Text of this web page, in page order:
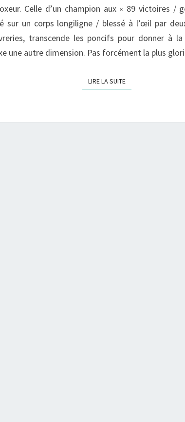
Celle d’un champion aux « 89 victoires /
sur un corps longiligne / blessé à l’œil par
transcende les poncifs pour donner à
une autre dimension. Pas forcément la plus
LIRE LA SUITELIRE LA SUITE